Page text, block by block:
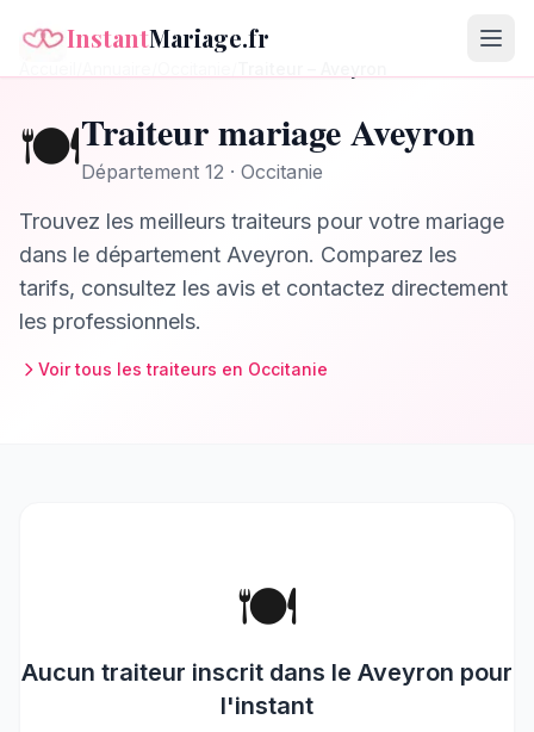
InstantMariage.fr
🍽️TraiteurmariageAveyron
Département 12 · Occitanie
Trouvez les meilleurs traiteurs pour votre mariage
dans le département Aveyron. Comparez les
tarifs, consultez les avis et contactez directement
les professionnels.
Voir tous lestraiteurs en Occitanie
🍽️
Aucun traiteur inscrit dans le Aveyron pour
l'instant